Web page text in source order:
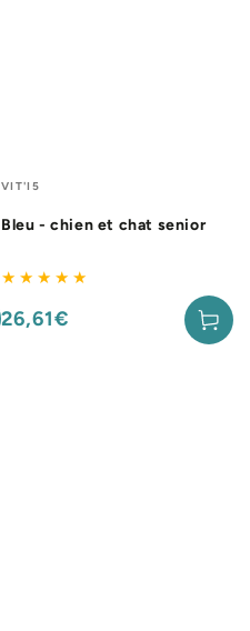
Fournisseur:
VIT'I5
Bleu - chien et chat senior
Prix
26,61€